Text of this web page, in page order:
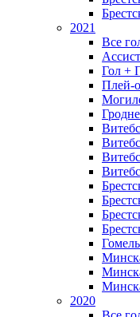
2021
Все
Гол +
Плей-
2020